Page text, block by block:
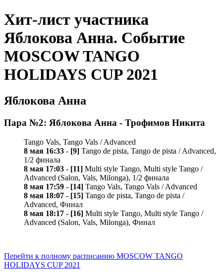
Хит-лист участника
Яблокова Анна. Событие
MOSCOW TANGO
HOLIDAYS CUP 2021
Яблокова Анна
Пара №2: Яблокова Анна - Трофимов Никита
Tango Vals, Tango Vals / Advanced
8 мая 16:33 - [9] Tango de pista, Tango de pista / Advanced,
1/2 финала
8 мая 17:03 - [11] Multi style Tango, Multi style Tango /
Advanced (Salon, Vals, Milonga), 1/2 финала
8 мая 17:59 - [14] Tango Vals, Tango Vals / Advanced
8 мая 18:07 - [15] Tango de pista, Tango de pista /
Advanced, Финал
8 мая 18:17 - [16] Multi style Tango, Multi style Tango /
Advanced (Salon, Vals, Milonga), Финал
Перейти к полному расписанию MOSCOW TANGO
HOLIDAYS CUP 2021